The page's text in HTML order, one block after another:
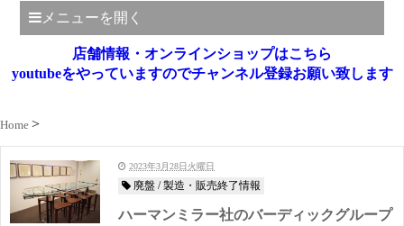
メニューを開く
店舗情報・オンラインショップはこちら
youtubeをやっていますのでチャンネル登録お願い致します
Home
2023年3月28日火曜日
廃盤 / 製造・販売終了情報
ハーマンミラー社のバーディックグループ